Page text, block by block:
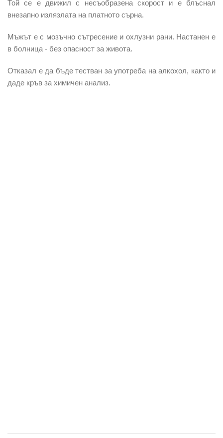
Той се е движил с несъобразена скорост и е блъснал
внезапно излязлата на платното сърна.
Мъжът е с мозъчно сътресение и охлузни рани. Настанен е
в болница - без опасност за живота.
Отказал еда бъде тестван за употреба на алкохол, както и
даде кръв за химичен анализ.